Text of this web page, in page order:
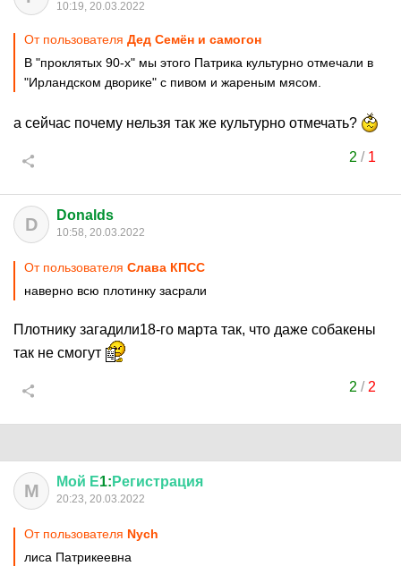
10:19, 20.03.2022
От пользователя Дед Семён и самогон
В "проклятых 90-х" мы этого Патрика культурно отмечали в
"Ирландском дворике" с пивом и жареным мясом.
а сейчас почему нельзя так же культурно отмечать?
2 / 1
D Donalds
10:58, 20.03.2022
От пользователя Слава КПСС
наверно всю плотинку засрали
Плотнику загадили18-го марта так, что даже собакены
так не смогут
2 / 2
М Мой Е1: Регистрация
20:23, 20.03.2022
От пользователя Nych
лиса Патрикеевна